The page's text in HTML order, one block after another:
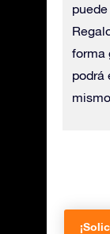
forma
podrá
mismo.